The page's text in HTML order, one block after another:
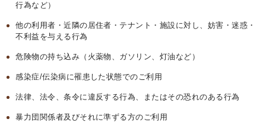
行為など）
他の利用者・近隣の居住者・テナント・施設に対し、妨害・迷惑・
不利益を与える行為
危険物の持ち込み（火薬物、ガソリン、灯油など）
感染症/伝染病に罹患した状態でのご利用
法律、法令、条令に違反する行為、またはその恐れのある行為
暴力団関係者及びそれに準ずる方のご利用